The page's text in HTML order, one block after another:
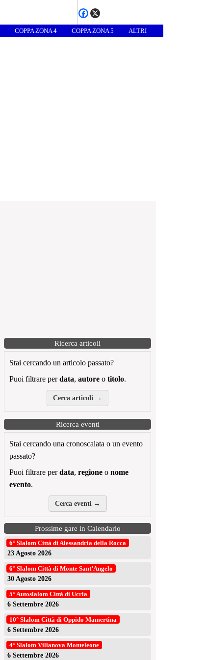
COPPA ZONA 4 COPPA ZONA 5 ALTRI
Ricerca articoli
Stai cercando un articolo passato?
Puoi filtrare perdata, autore o titolo.
Cerca articoli →
Ricerca eventi
Stai cercando una cronoscalata o un evento
passato?
Puoi filtrare perdata, regione o nome
evento.
Cerca eventi →
Prossime gare in Calendario
6° Slalom Città di Alessandria della Rocca
23 Agosto 2026
6° Slalom Città di Monte Sant’Angelo
30 Agosto 2026
5° Autoslalom Città di Ucria
6 Settembre 2026
10° Slalom Città di Oppido Mamertina
6 Settembre 2026
4° Slalom Villanova Monteleone
6 Settembre 2026